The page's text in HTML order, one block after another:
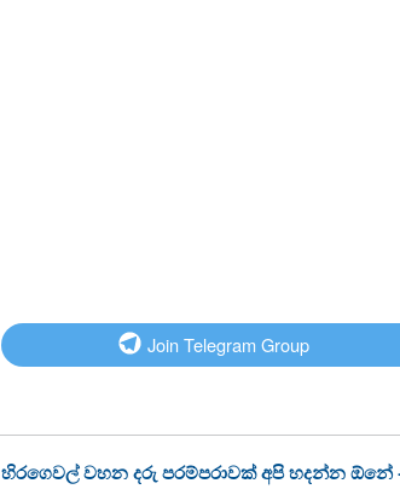
Join Telegram Group
හිරගෙවල් වහන දරු පරම්පරාවක් අපි හදන්න ඕනේ